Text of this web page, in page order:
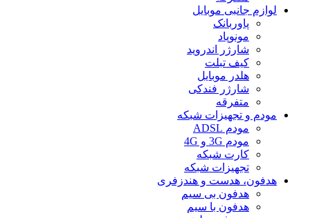
لوازم جانبی موبایل
پاوربانک
مونوپاد
شارژر اندروید
کیف تبلت
هلدر موبایل
شارژر فندکی
متفرقه
مودم و تجهیزات شبکه
مودم ADSL
مودم 3G و 4G
کارت شبکه
تجهیزات شبکه
هدفون، هدست و هندزفری
هدفون بی سیم
هدفون با سیم